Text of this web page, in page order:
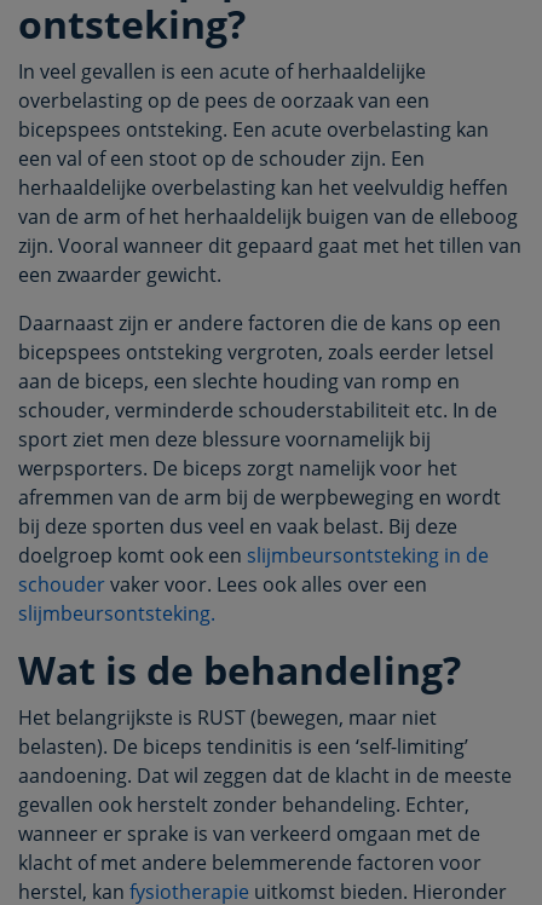
ontsteking?
In veel gevallen is een acute of herhaaldelijke
overbelasting op de pees de oorzaak van een
bicepspees ontsteking. Een acute overbelasting kan
een val of een stoot op de schouder zijn. Een
herhaaldelijke overbelasting kan het veelvuldig heffen
van de arm of het herhaaldelijk buigen van de elleboog
zijn. Vooral wanneer dit gepaard gaat met het tillen van
een zwaarder gewicht.
Daarnaast zijn er andere factoren die de kans op een
bicepspees ontsteking vergroten, zoals eerder letsel
aan de biceps, een slechte houding van romp en
schouder, verminderde schouderstabiliteit etc. In de
sport ziet men deze blessure voornamelijk bij
werpsporters. De biceps zorgt namelijk voor het
afremmen van de arm bij de werpbeweging en wordt
bij deze sporten dus veel en vaak belast. Bij deze
doelgroep komt ook een slijmbeursontsteking in de
schoudervaker voor. Lees ook alles over een
slijmbeursontsteking.
Wat is de behandeling?
Het belangrijkste is RUST (bewegen, maar niet
belasten). De biceps tendinitis is een ‘self-limiting’
aandoening. Dat wil zeggen dat de klacht in de meeste
gevallen ook herstelt zonder behandeling. Echter,
wanneer er sprake is van verkeerd omgaan met de
klacht of met andere belemmerende factoren voor
herstel, kan fysiotherapie uitkomst bieden. Hieronder